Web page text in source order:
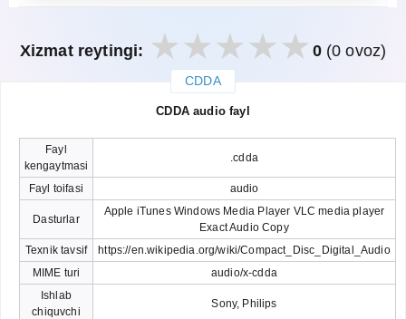
Xizmat reytingi: 0(0 ovoz)
CDDA
CDDA audio fayl
Fayl
kengaytmasi
.cdda
Fayl toifasi audio
Dasturlar
Apple iTunes Windows Media Player VLC media player
Exact Audio Copy
Texnik tavsif
https://en.wikipedia.org/wiki/Compact_Disc_Digital_Audio
MIME turi
audio/x-cdda
Ishlab
chiquvchi
Sony, Philips